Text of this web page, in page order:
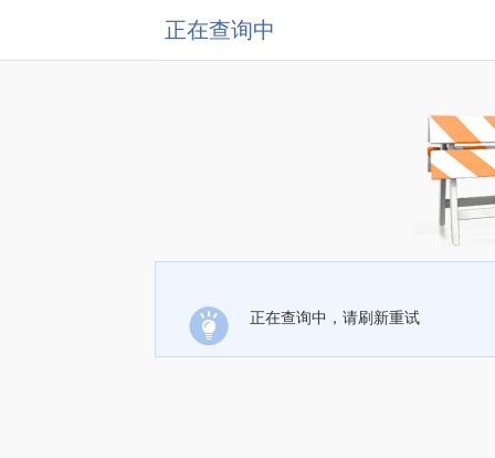
正在查询中
正在查询中，请刷新重试